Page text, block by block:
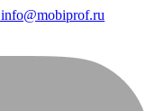
info@mobiprof.ru